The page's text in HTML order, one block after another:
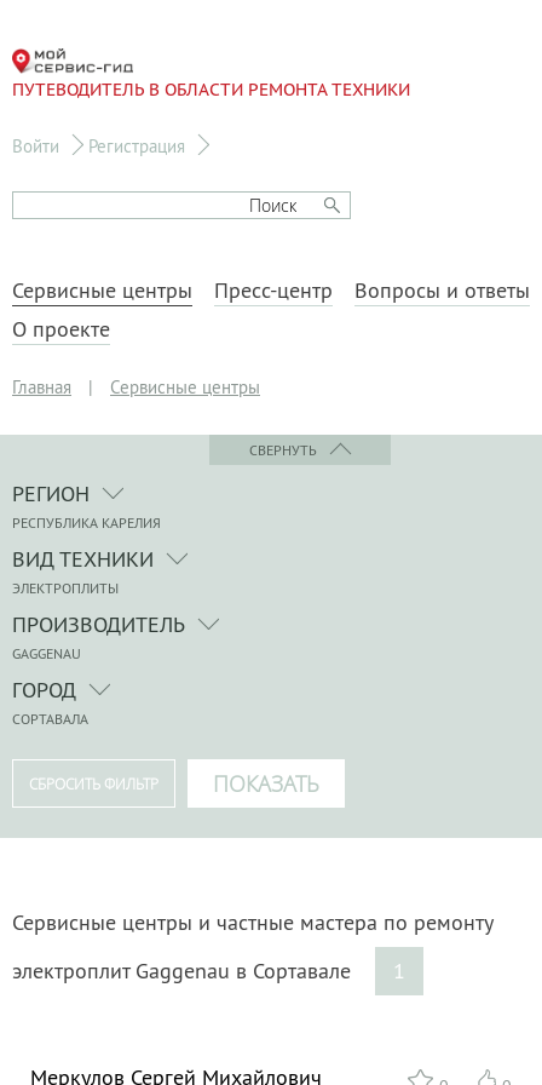
ПУТЕВОДИТЕЛЬ В ОБЛАСТИ РЕМОНТА ТЕХНИКИ
Войти Регистрация
Сервисные центры Пресс-центр
Вопросы и ответы
О проекте
Главная | Сервисные центры
СВЕРНУТЬ
РЕГИОН
РЕСПУБЛИКА КАРЕЛИЯ
ВИД ТЕХНИКИ
ЭЛЕКТРОПЛИТЫ
ПРОИЗВОДИТЕЛЬ
GAGGENAU
ГОРОД
СОРТАВАЛА
Сервисные центры и частные мастера по ремонту
электроплит Gaggenau в Сортавале
1
Меркулов Сергей Михайлович